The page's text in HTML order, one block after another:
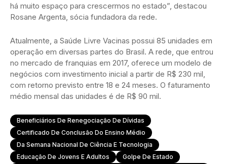
há muito espaço para crescermos no estado”, destacou
Rosane Argenta, sócia fundadora da rede.
Atualmente, a Saúde Livre Vacinas possui 85 unidades em
operação em diversas partes do Brasil. A rede, que entrou
no mercado de franquias em 2017, oferece um modelo de
negócios com investimento inicial a partir de R$ 230 mil,
com retorno previsto entre 18 e 24 meses. O faturamento
médio mensal das unidades é de R$ 90 mil.
Beneficiários De Renegociação De Dívidas
Certificado De Conclusão Do Ensino Médio
Da Semana Nacional De Ciência E Tecnologia
Educação De Jovens E Adultos
Golpe De Estado